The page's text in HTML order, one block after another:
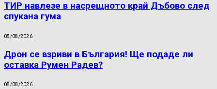
ТИР навлезе в насрещното край Дъбово след
спукана гума
08/08/2026
Дрон се взриви в България! Ще подаде ли
оставка Румен Радев?
08/08/2026